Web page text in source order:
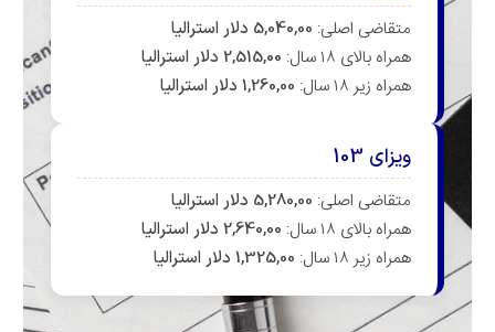
اصلی:5,040,00 دلار استرالیا
2,515,00 دلار استرالیا
زیر ۱۸ سال: 1,260,00 دلار استرالیا
اصلی:5,280,00 دلار استرالیا
بالای ۱۸ سال: 2,640,00 دلار استرالیا
زیر ۱۸ سال: 1,325,00 دلار استرالیا